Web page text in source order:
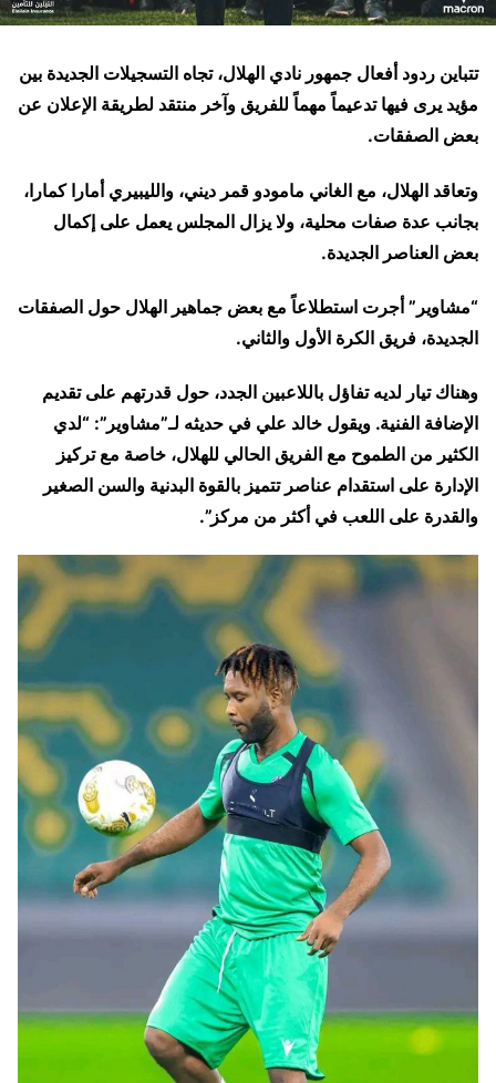
تتباين ردود أفعال جمهور نادي الهلال، تجاه التسجيلات الجديدة بين
مؤيد يرى فيها تدعيماً مهماً للفريق وآخر منتقد لطريقة الإعلان عن
بعض الصفقات.
وتعاقد الهلال، مع الغاني مامودو قمر ديني، والليبيري أمارا كمارا،
بجانب عدة صفات محلية، ولا يزال المجلس يعمل على إكمال
بعض العناصر الجديدة.
“مشاوير” أجرت استطلاعاً مع بعض جماهير الهلال حول الصفقات
الجديدة، فريق الكرة الأول والثاني.
وهناك تيار لديه تفاؤل باللاعبين الجدد، حول قدرتهم على تقديم
الإضافة الفنية. ويقول خالد علي في حديثه لـ”مشاوير”: “لدي
الكثير من الطموح مع الفريق الحالي للهلال، خاصة مع تركيز
الإدارة على استقدام عناصر تتميز بالقوة البدنية والسن الصغير
والقدرة على اللعب في أكثر من مركز”.